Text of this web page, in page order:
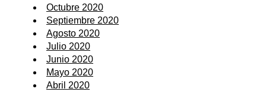
Octubre 2020
Septiembre 2020
Agosto 2020
Julio 2020
Junio 2020
Mayo 2020
Abril 2020